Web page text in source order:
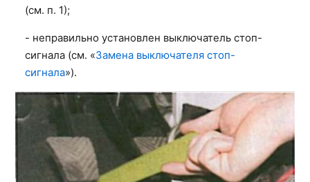
(см. п. 1);
- неправильно установлен выключатель стоп-
сигнала (см. «Замена выключателя стоп-
сигнала»).